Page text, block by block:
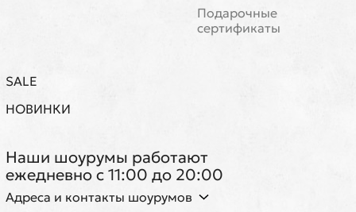
Подарочные
сертификаты
SALE
НОВИНКИ
Наши шоурумы работают
ежедневно с 11:00 до 20:00
Адреса и контакты шоурумов